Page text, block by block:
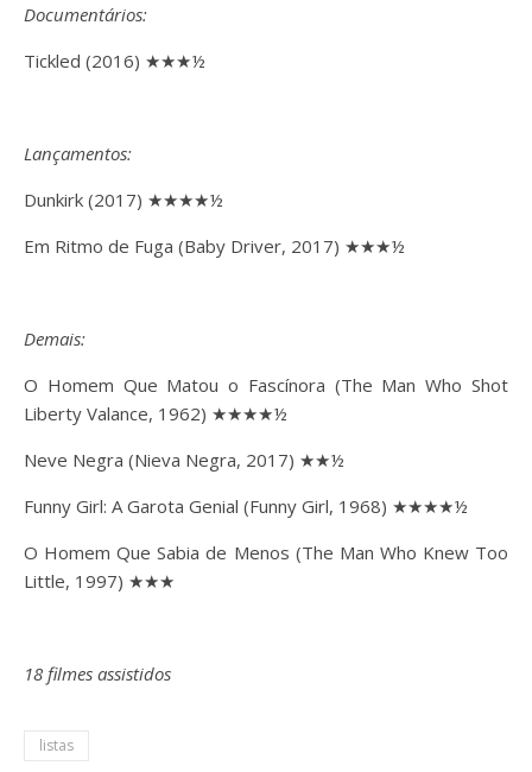
Documentários:
Tickled (2016) ★★★½
Lançamentos:
Dunkirk (2017) ★★★★½
Em Ritmo de Fuga (Baby Driver, 2017) ★★★½
Demais:
O Homem Que Matou o Fascínora (The Man Who Shot
Liberty Valance, 1962) ★★★★½
Neve Negra (Nieva Negra, 2017) ★★½
Funny Girl: A Garota Genial (Funny Girl, 1968) ★★★★½
O Homem Que Sabia de Menos (The Man Who Knew Too
Little, 1997) ★★★
18 filmes assistidos
listas